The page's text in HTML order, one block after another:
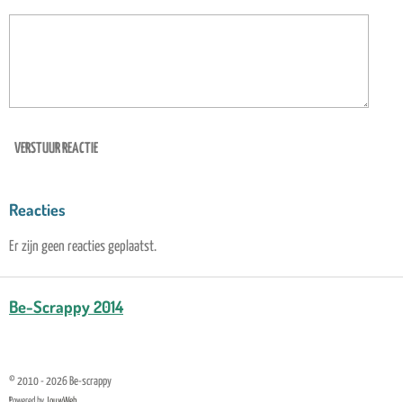
VERSTUUR REACTIE
Reacties
Er zijn geen reacties geplaatst.
Be-Scrappy 2014
© 2010 - 2026 Be-scrappy